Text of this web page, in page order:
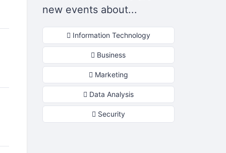
new events about...
Information Technology
Business
Marketing
Data Analysis
Security